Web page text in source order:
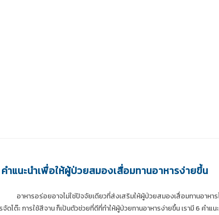
ำแนะนำเพื่อให้ผู้ป่วยสมองเสื่อมทานอาหารง่ายขึ้น
อาหารอร่อยอาจไม่ใช่ปัจจัยเดียวที่ส่งเสริมให้ผู้ป่วยสมองเสื่อมทานอาหา
จัดโต๊ะ การใช้สีจาน ก็เป้นตัวช่วยที่ดีที่ทำให้ผู้ป่วยทานอาหารง่ายขึ้น เรามี 6 คำแน